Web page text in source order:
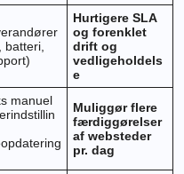
batteri,
Hurtigere SLA
og forenklet
drift og
vedligeholdels
e
manuel
Muliggør flere
færdiggørelser
af websteder
pr. dag